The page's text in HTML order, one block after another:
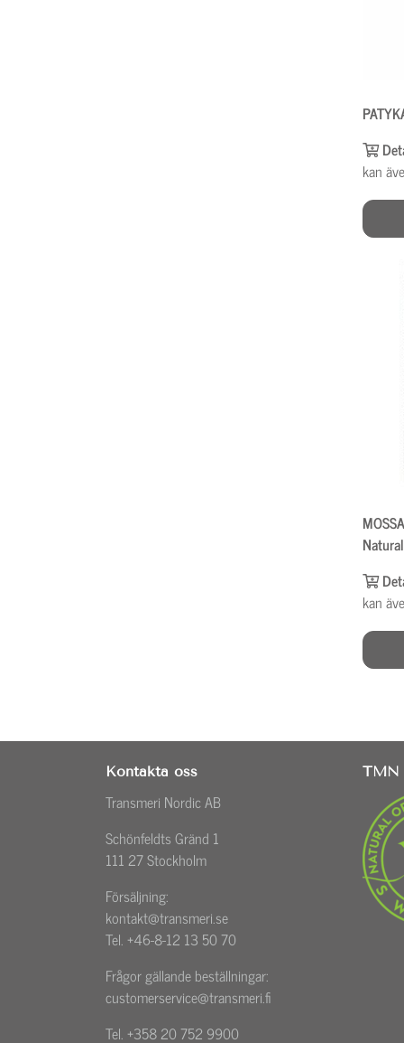
kan
kan
Kontakta oss
Transmeri Nordic AB
Schönfeldts Gränd 1
111 27 Stockholm
Försäljning:
kontakt@transmeri.se
Tel. +46-8-12 13 50 70
Frågor gällande beställningar:
customerservice@transmeri.fi
Tel. +358 20 752 9900
TMN